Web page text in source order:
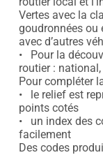
Vertes avec la
goudronnées ou
avec d’autres
•   Pour la
routier :
Pour compléter
•   le relief est
points cotés
•   un index des
facilement
Des codes